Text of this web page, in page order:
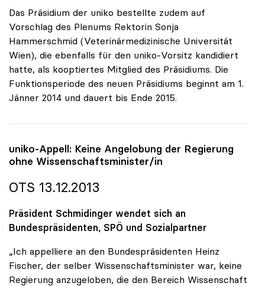
Das Präsidium der uniko bestellte zudem auf
Vorschlag des Plenums Rektorin Sonja
Hammerschmid (Veterinärmedizinische Universität
Wien), die ebenfalls für den uniko-Vorsitz kandidiert
hatte, als kooptiertes Mitglied des Präsidiums. Die
Funktionsperiode des neuen Präsidiums beginnt am 1.
Jänner 2014 und dauert bis Ende 2015.
uniko-Appell: Keine Angelobung der Regierung
ohne Wissenschaftsminister/in
OTS 13.12.2013
Präsident Schmidinger wendet sich an
Bundespräsidenten, SPÖ und Sozialpartner
„Ich appelliere an den Bundespräsidenten Heinz
Fischer, der selber Wissenschaftsminister war, keine
Regierung anzugeloben, die den Bereich Wissenschaft